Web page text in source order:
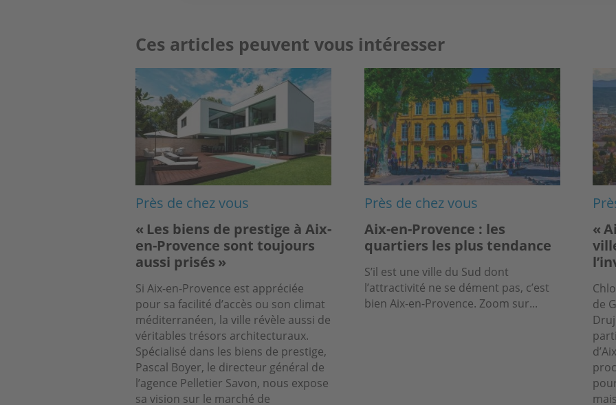
Ces articles peuvent vous intéresser
Image
Près de chez vous
« Les biens de prestige à Aix-
en-Provence sont toujours
aussi prisés »
Si Aix-en-Provence est appréciée
pour sa facilité d’accès ou son climat
méditerranéen, la ville révèle aussi de
véritables trésors architecturaux.
Spécialisé dans les biens de prestige,
Pascal Boyer, le directeur général de
l’agence Pelletier Savon, nous expose
sa vision sur le marché de
Image
Près de chez vous
Aix-en-Provence : les
quartiers les plus tendance
S’il est une ville du Sud dont
l’attractivité ne se dément pas, c’est
bien Aix-en-Provence. Zoom sur...
«
de